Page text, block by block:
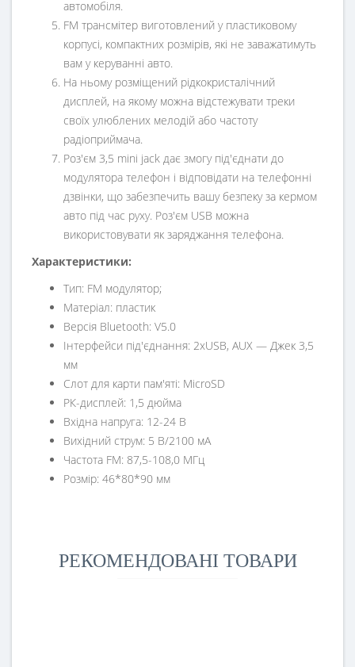
автомобіля.
FM трансмітер виготовлений у пластиковому
корпусі, компактних розмірів, які не заважатимуть
вам у керуванні авто.
На ньому розміщений рідкокристалічний
дисплей, на якому можна відстежувати треки
своїх улюблених мелодій або частоту
радіоприймача.
Роз'єм 3,5 mini jack дає змогу під'єднати до
модулятора телефон і відповідати на телефонні
дзвінки, що забезпечить вашу безпеку за кермом
авто під час руху. Роз'єм USB можна
використовувати як заряджання телефона.
Характеристики:
Тип: FM модулятор;
Матеріал: пластик
Версія Bluetooth: V5.0
Інтерфейси під'єднання: 2xUSB, AUX — Джек 3,5
мм
Слот для карти пам'яті: MicroSD
РК-дисплей: 1,5 дюйма
Вхідна напруга: 12-24 В
Вихідний струм: 5 В/2100 мА
Частота FM: 87,5-108,0 МГц
Розмір: 46*80*90 мм
РЕКОМЕНДОВАНІ ТОВАРИ